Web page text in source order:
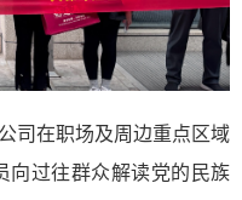
司在职场及周边重点区域
向过往群众解读党的民族